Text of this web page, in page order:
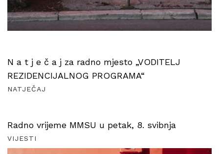
N a t j e č a j za radno mjesto „VODITELJ
REZIDENCIJALNOG PROGRAMA“
NATJEČAJ
Radno vrijeme MMSU u petak, 8. svibnja
VIJESTI